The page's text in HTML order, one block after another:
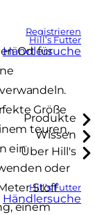
Registrieren
Hill’s Futter
Händlersuche
Produkte
Wissen
Über Hill's
Hill’s Futter
Händlersuche
Ort für
Größe
teuren,
ein
oder
Stoff
einem